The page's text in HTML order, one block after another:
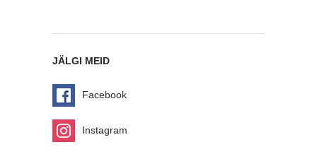
JÄLGI MEID
Facebook
Instagram